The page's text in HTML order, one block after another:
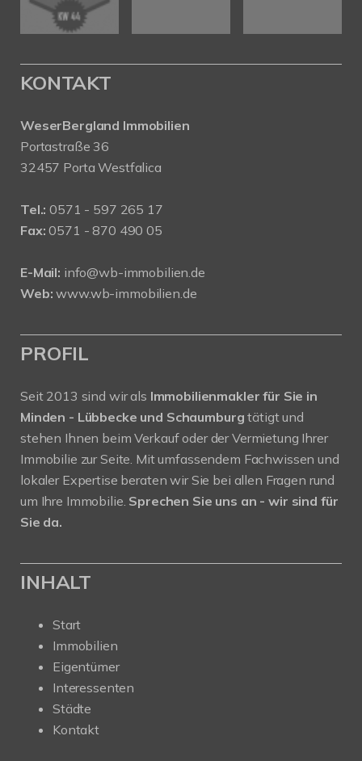
KONTAKT
WeserBergland Immobilien
Portastraße 36
32457 Porta Westfalica
Tel.: 0571 - 597 265 17
Fax: 0571 - 870 490 05
E-Mail: info@wb-immobilien.de
Web: www.wb-immobilien.de
PROFIL
Seit 2013 sind wir als Immobilienmakler für Sie in
Minden - Lübbecke und Schaumburgtätigt und
stehen Ihnen beim Verkauf oder der Vermietung Ihrer
Immobilie zur Seite. Mit umfassendem Fachwissen und
lokaler Expertise beraten wir Sie bei allen Fragen rund
um Ihre Immobilie. Sprechen Sie uns an - wir sind für
Sie da.
INHALT
Start
Immobilien
Eigentümer
Interessenten
Städte
Kontakt